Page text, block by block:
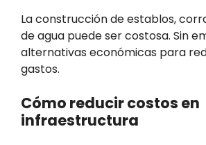
La construcción de establos,
de agua puede ser costosa. Sin
alternativas económicas para
gastos.
Cómo reducir costos en
infraestructura